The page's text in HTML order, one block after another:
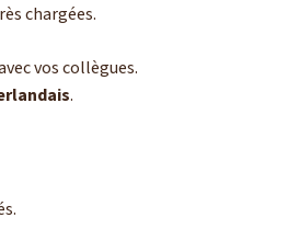
chargées.
vos collègues.
.